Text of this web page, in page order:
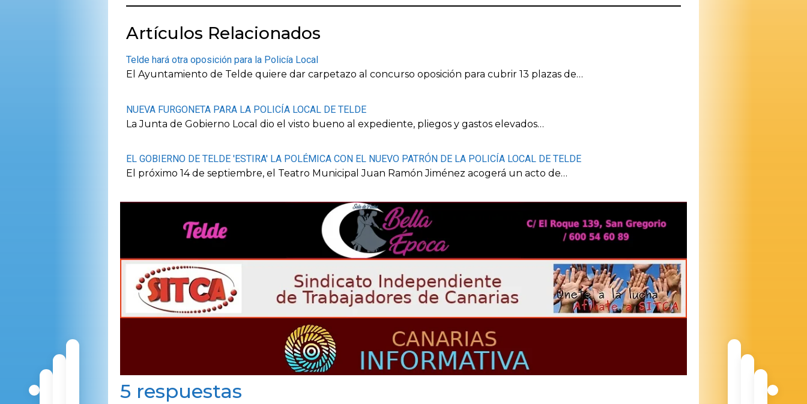
Artículos Relacionados
Telde hará otra oposición para la Policía Local
El Ayuntamiento de Telde quiere dar carpetazo al concurso oposición para cubrir 13 plazas de…
NUEVA FURGONETA PARA LA POLICÍA LOCAL DE TELDE
La Junta de Gobierno Local dio el visto bueno al expediente, pliegos y gastos elevados…
EL GOBIERNO DE TELDE 'ESTIRA' LA POLÉMICA CON EL NUEVO PATRÓN DE LA POLICÍA LOCAL DE TELDE
El próximo 14 de septiembre, el Teatro Municipal Juan Ramón Jiménez acogerá un acto de…
5 respuestas